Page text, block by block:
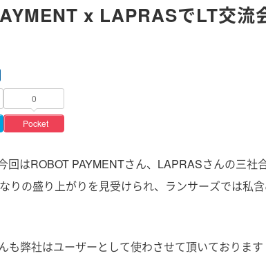
x LAPRASでLT交流
0
Pocket
回はROBOT PAYMENTさん、LAPRASさんの三社
りの盛り上がりを見受けられ、ランサーズでは私
も弊社はユーザーとして使わさせて頂いておりま